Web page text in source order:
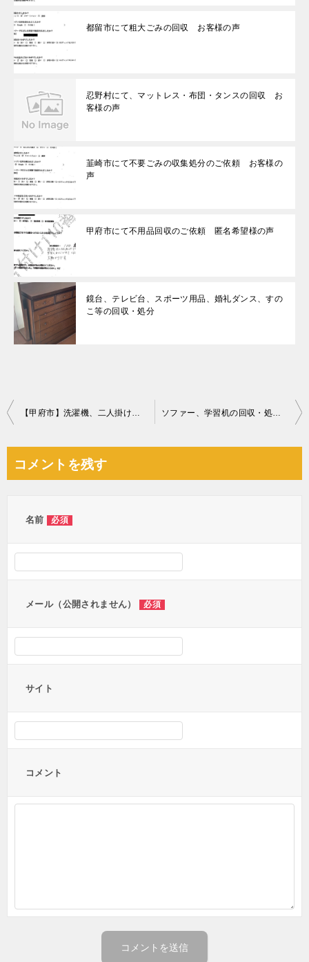
都留市にて粗大ごみの回収 お客様の声
忍野村にて、マットレス・布団・タンスの回収 お
客様の声
韮崎市にて不要ごみの収集処分のご依頼 お客様の
声
甲府市にて不用品回収のご依頼 匿名希望様の声
鏡台、テレビ台、スポーツ用品、婚礼ダンス、すの
こ等の回収・処分
投
ビ
【甲府市】洗濯機、二人掛けソファー、レンジ台の回収・処分ご依頼 ソファー、学習机の回収・処分ご依頼 お客様の声
コメントを残す
名前 必須
メール（公開されません） 必須
サイト
コメント